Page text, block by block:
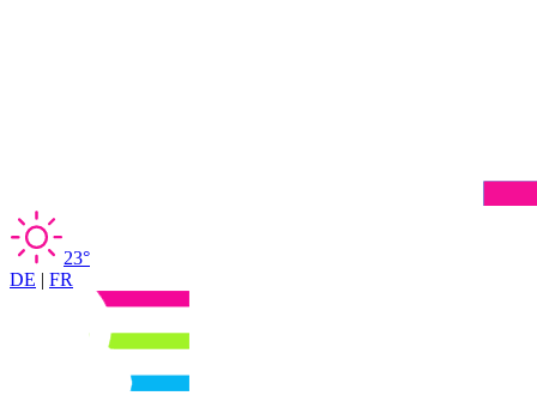
23°
DE | FR